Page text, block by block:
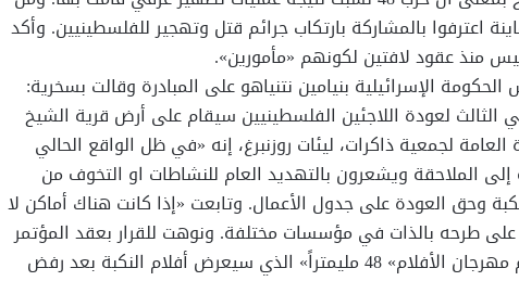
اعترفوا بالمشاركة بارتكاب جرائم قتل وتهجير للفلسطينيين. وأكد
منذ عقود لافتين لكونهم «مأمورين».
الإسرائيلية بنيامين نتنياهو على المبادرة وقالت بسخرية:
الثالث لعودة اللاجئين الفلسطينيين سيقام على أرض قرية الشيخ
لجمعية ذاكرات، ليئات روزنبرغ، إنه «في ظل الواقع الحالي
الملاحقة ويشعرون بالتهديد العام للنشاطات او التخوف من
وحق العودة على جدول الأعمال. وتابعت «إذا كانت هناك أماكن لا
على طرحه بالذات في مؤسسات مختلفة. ونوهت للقرار بعقد المؤتمر
في متحف أرض إسرائيل في تل ابيب، حيث سيقام مهرجان الأفلام» 48 مليمتراً» الذي سيعرض أفلام النكبة بعد رفض